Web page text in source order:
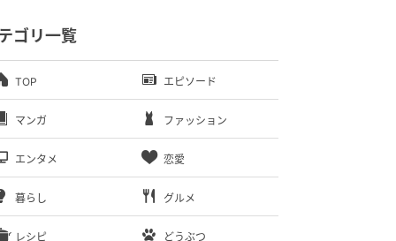
ゴリ一覧
TOP エピソード
マンガ ファッション
エンタメ 恋愛
暮らし グルメ
レシピ どうぶつ